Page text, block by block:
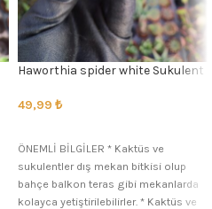
Haworthia spider white Sukulent
49,99 ₺
ÖNEMLİ BİLGİLER * Kaktüs ve
sukulentler dış mekan bitkisi olup
bahçe balkon teras gibi mekanlarda
kolayca yetiştirilebilirler. * Kaktüs ve